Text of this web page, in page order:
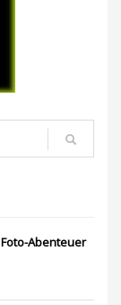
Abenteuer